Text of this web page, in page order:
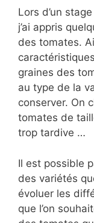
Lors d’un
j’ai appris
des tomates.
graines des
au type de la
conserver. On
tomates de
trop tardive …
Il est possible
des variétés
évoluer les
que l’on